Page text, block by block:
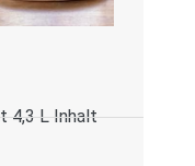
4,3 L Inhalt